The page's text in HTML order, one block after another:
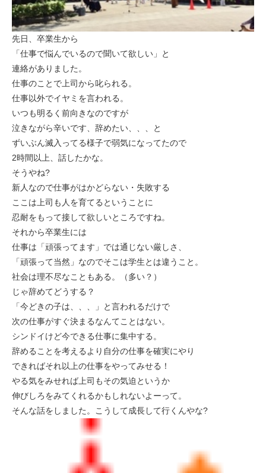
先日、卒業生から
「仕事で悩んでいるので聞いて欲しい」と
連絡がありました。
仕事のことで上司から叱られる。
仕事以外でイヤミを言われる。
いつも明るく前向きなのですが
泣きながら辛いです、辞めたい、、、と
ずいぶん滅入ってる様子で弱気になってたので
2時間以上、話したかな。
そうやね?
新人なので仕事がはかどらない・失敗する
ここは上司も人を育てるということに
忍耐をもって接して欲しいところですね。
それから卒業生には
仕事は「頑張ってます」では通じない厳しさ、
「頑張って当然」なのでそこは学生とは違うこと。
社会は理不尽なこともある。（多い？）
じゃ辞めてどうする？
「今どきの子は、、、」と言われるだけで
次の仕事がすぐ決まるなんてことはない。
シンドイけど今できる仕事に集中する。
辞めることを考えるより自分の仕事を確実にやり
できればそれ以上の仕事をやってみせる！
やる気をみせれば上司もその気迫というか
伸びしろをみてくれるかもしれないよーって。
そんな話をしました。こうして成長して行くんやな?